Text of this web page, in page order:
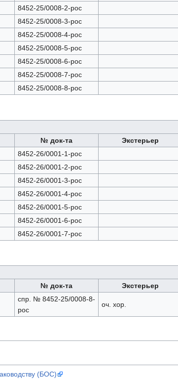
8452-25/0008-2-рос
8452-25/0008-3-рос
8452-25/0008-4-рос
8452-25/0008-5-рос
8452-25/0008-6-рос
8452-25/0008-7-рос
8452-25/0008-8-рос
№ док-та Экстерьер
8452-26/0001-1-рос
8452-26/0001-2-рос
8452-26/0001-3-рос
8452-26/0001-4-рос
8452-26/0001-5-рос
8452-26/0001-6-рос
8452-26/0001-7-рос
№ док-та Экстерьер
спр. № 8452-25/0008-8-
рос
оч. хор.
(БОС)